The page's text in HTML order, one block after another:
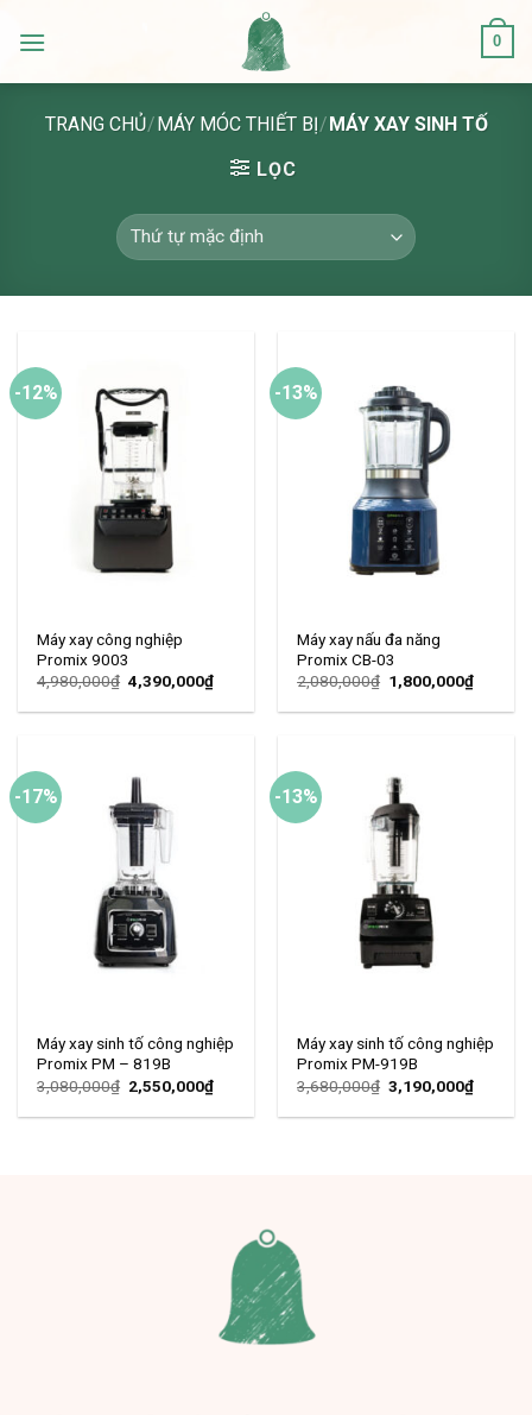
0
TRANG CHỦ/MÁY MÓC THIẾT BỊ/MÁY XAY SINH TỐ
LỌC
-12%
Máy xay công nghiệp
Promix 9003
4,980,000₫ 4,390,000₫
-13%
Máy xay nấu đa năng
Promix CB-03
2,080,000₫ 1,800,000₫
-17%
Máy xay sinh tố công nghiệp
Promix PM – 819B
3,080,000₫ 2,550,000₫
-13%
Máy xay sinh tố công nghiệp
Promix PM-919B
3,680,000₫ 3,190,000₫